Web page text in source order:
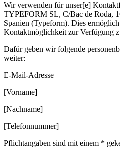
Wir verwenden für unser[e]
TYPEFORM SL, C/Bac de Roda,
Spanien (Typeform). Dies
Kontaktmöglichkeit zur Verfügung
Dafür geben wir folgende
weiter:
E-Mail-Adresse
[Vorname]
[Nachname]
[Telefonnummer]
Pflichtangaben sind mit einem *